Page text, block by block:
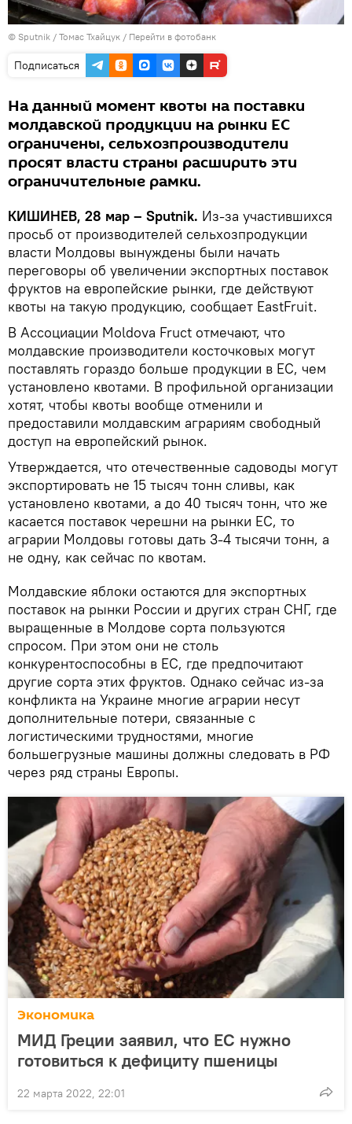
© Sputnik / Томас Тхайцук / Перейти в фотобанк
Подписаться
На данный момент квоты на поставки
молдавской продукции на рынки ЕС
ограничены, сельхозпроизводители
просят власти страны расширить эти
ограничительные рамки.
КИШИНЕВ, 28 мар – Sputnik. Из-за участившихся
просьб от производителей сельхозпродукции
власти Молдовы вынуждены были начать
переговоры об увеличении экспортных поставок
фруктов на европейские рынки, где действуют
квоты на такую продукцию, сообщает EastFruit.
В Ассоциации Moldova Fruct отмечают, что
молдавские производители косточковых могут
поставлять гораздо больше продукции в ЕС, чем
установлено квотами. В профильной организации
хотят, чтобы квоты вообще отменили и
предоставили молдавским аграриям свободный
доступ на европейский рынок.
Утверждается, что отечественные садоводы могут
экспортировать не 15 тысяч тонн сливы, как
установлено квотами, а до 40 тысяч тонн, что же
касается поставок черешни на рынки ЕС, то
аграрии Молдовы готовы дать 3-4 тысячи тонн, а
не одну, как сейчас по квотам.
Молдавские яблоки остаются для экспортных
поставок на рынки России и других стран СНГ, где
выращенные в Молдове сорта пользуются
спросом. При этом они не столь
конкурентоспособны в ЕС, где предпочитают
другие сорта этих фруктов. Однако сейчас из-за
конфликта на Украине многие аграрии несут
дополнительные потери, связанные с
логистическими трудностями, многие
большегрузные машины должны следовать в РФ
через ряд страны Европы.
Экономика
МИД Греции заявил, что ЕС нужно
готовиться к дефициту пшеницы
22 марта 2022, 22:01